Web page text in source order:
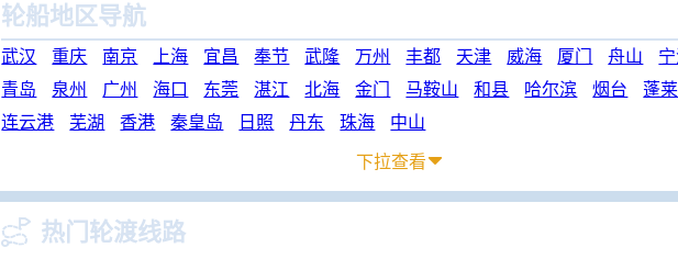
轮船地区导航
武汉 重庆 南京 上海 宜昌 奉节 武隆 万州 丰都 天津 威海 厦门 舟山
青岛
泉州 广州 海口 东莞 湛江 北海 金门 马鞍山 和县 哈尔滨 烟台 蓬莱
连云港
芜湖 香港 秦皇岛 日照 丹东 珠海 中山
下拉查看
 热门轮渡线路